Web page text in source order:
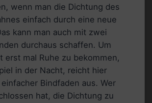
wenn man die Dichtung des
einfach durch eine neue
kann man auch mit zwei
durchaus schaffen. Um
erst mal Ruhe zu bekommen,
in der Nacht, reicht hier
Bindfaden aus. Wer
hat, die Dichtung zu